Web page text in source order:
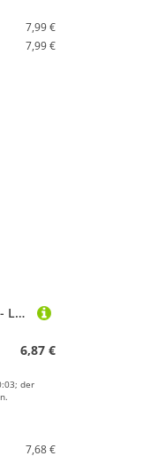
7,99 €
7,99 €
Balzer Beißfix Power Spray - Lockstoff für Fische 50ml, Geschmack:Weißfisch/Brassen
6,87 €
der
7,68 €